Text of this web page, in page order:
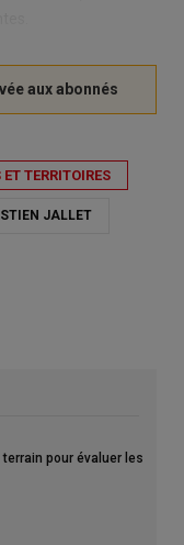
TERRITOIRES
JALLET
pour évaluer les